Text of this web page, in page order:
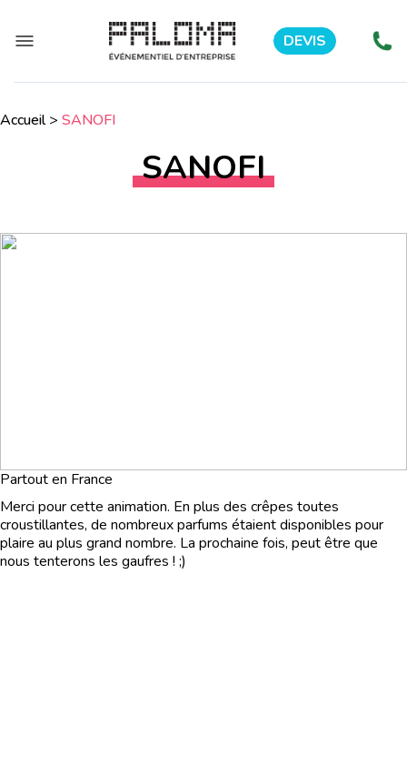
DEVIS
Accueil> SANOFI
SANOFI
Partout en France
Merci pour cette animation. En plus des crêpes toutes
croustillantes, de nombreux parfums étaient disponibles pour
plaire au plus grand nombre. La prochaine fois, peut être que
nous tenterons les gaufres ! ;)